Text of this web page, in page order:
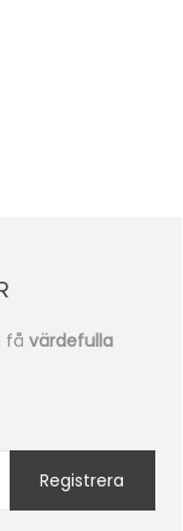
få värdefulla